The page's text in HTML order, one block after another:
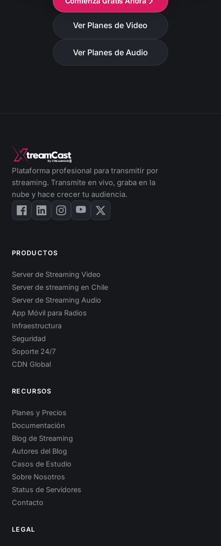
Ver Planes de Video
Ver Planes de Audio
Plataforma profesional para transmitir por
streaming. Transmite en vivo, graba en la
nube y hace crecer tu audiencia.
PRODUCTOS
Server de Streaming Video
Server de streaming en Chile
Server de Streaming Audio
App Móvil para Radios
Infraestructura
Seguridad
Soporte 24/7
CDN Global
RECURSOS
Planes y Precios
Documentación
Blog de Streaming
Autores del Blog
Casos de Estudio
Sobre Nosotros
Status de Servidores
Contacto
LEGAL